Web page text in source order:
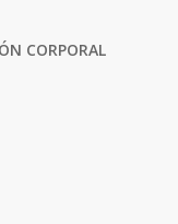
CORPORAL